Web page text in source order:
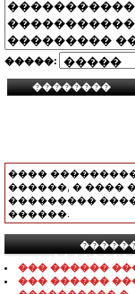
�����:
����
������, � ����
���������
������.
��� ������
��� ������